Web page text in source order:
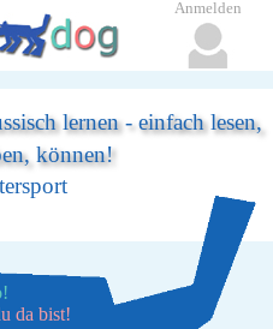
lernen - einfach lesen,
können!
da bist!
Anmelden